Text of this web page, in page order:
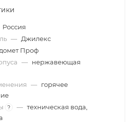
Россия
— Джилекс
Проф
— нержавеющая
— горячее
? — техническая вода,